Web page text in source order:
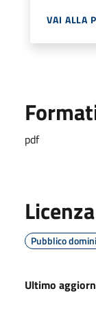
VAI ALLA
pdf
Pubblico
Ultimo